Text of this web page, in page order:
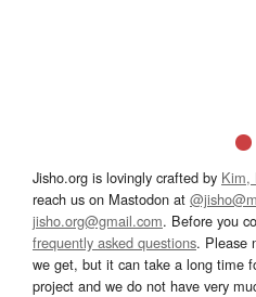
Jisho.org is lovingly crafted by Kim,
reach us on Mastodon at
jisho.org@gmail.com. Before you
frequently asked questions. Please
we get, but it can take a long time
project and we do not have very